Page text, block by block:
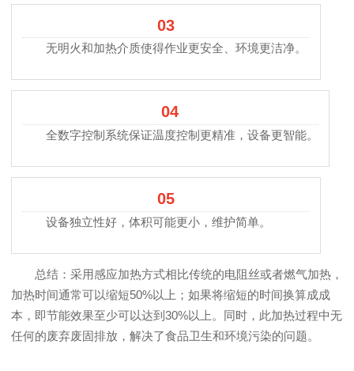
03
无明火和加热介质使得作业更安全、环境更洁净。
04
全数字控制系统保证温度控制更精准，设备更智能。
05
设备独立性好，体积可能更小，维护简单。
总结：采用感应加热方式相比传统的电阻丝或者燃气加热，
加热时间通常可以缩短50%以上；如果将缩短的时间换算成成
本，即节能效果至少可以达到30%以上。同时，此加热过程中无
任何的废弃废固排放，解决了食品卫生和环境污染的问题。